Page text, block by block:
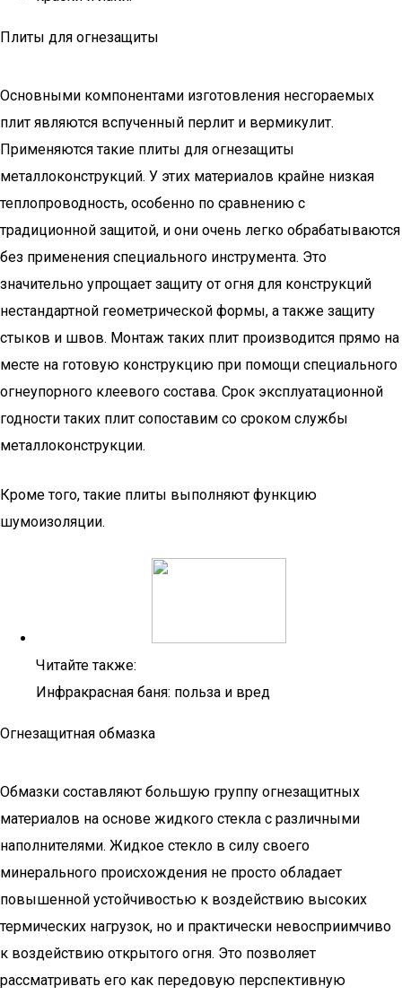
Плиты для огнезащиты
Основными компонентами изготовления несгораемых
плит являются вспученный перлит и вермикулит.
Применяются такие плиты для огнезащиты
металлоконструкций. У этих материалов крайне низкая
теплопроводность, особенно по сравнению с
традиционной защитой, и они очень легко обрабатываются
без применения специального инструмента. Это
значительно упрощает защиту от огня для конструкций
нестандартной геометрической формы, а также защиту
стыков и швов. Монтаж таких плит производится прямо на
месте на готовую конструкцию при помощи специального
огнеупорного клеевого состава. Срок эксплуатационной
годности таких плит сопоставим со сроком службы
металлоконструкции.
Кроме того, такие плиты выполняют функцию
шумоизоляции.
Читайте также:
Инфракрасная баня: польза и вред
Огнезащитная обмазка
Обмазки составляют большую группу огнезащитных
материалов на основе жидкого стекла с различными
наполнителями. Жидкое стекло в силу своего
минерального происхождения не просто обладает
повышенной устойчивостью к воздействию высоких
термических нагрузок, но и практически невосприимчиво
к воздействию открытого огня. Это позволяет
рассматривать его как передовую перспективную